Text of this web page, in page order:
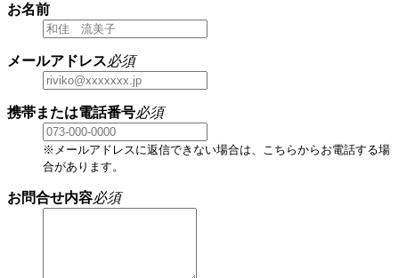
お名前
メールアドレス必須
携帯または電話番号必須
※メールアドレスに返信できない場合は、こちらからお電話する場
合があります。
お問合せ内容必須